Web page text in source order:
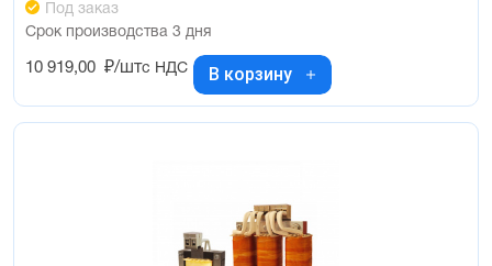
Под заказ
Срок производства 3 дня
10 919,00 ₽/штс НДС В корзину